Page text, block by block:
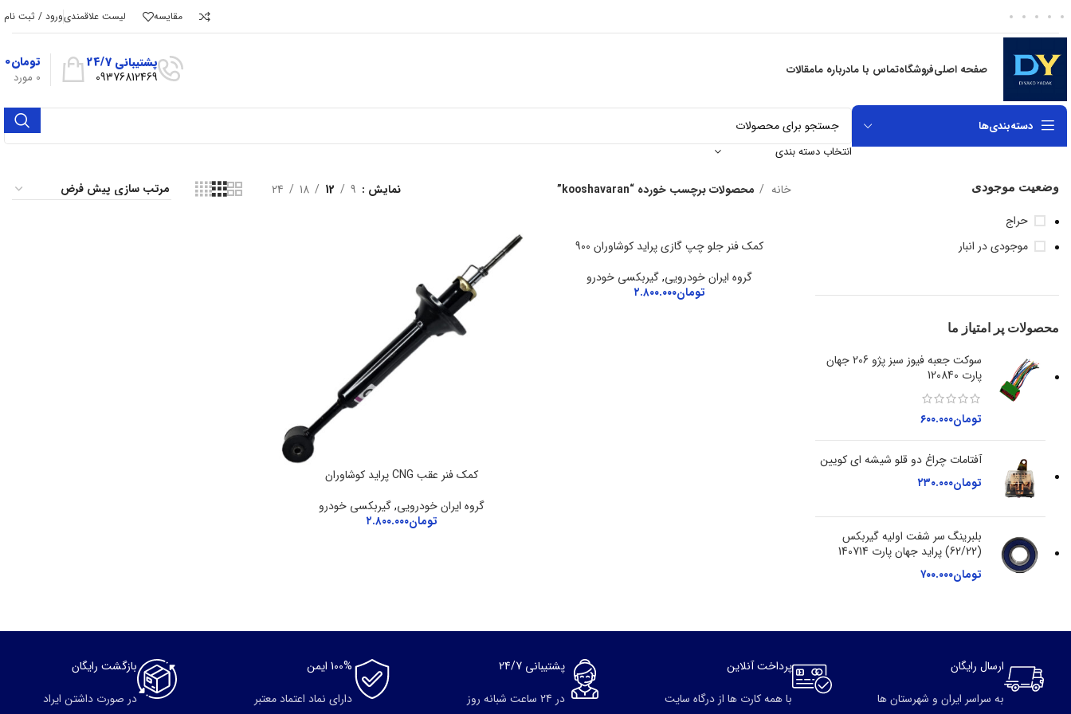
مقایسه لیست علاقمندیورود / ثبت نام
صفحه اصلیفروشگاهتماس با مادرباره مامقالات
پشتیبانی 24/7
09376812469
0 مورد
تومان۰
دسته‌بندی‌ها
انتخاب دسته بندی
وضعیت موجودی
حراج
موجودی در انبار
محصولات پر امتیاز ما
سوکت جعبه فیوز سبز پژو 206 جهان
پارت 120840
تومان۶۰۰.۰۰۰
آفتامات چراغ دو قلو شیشه ای کویین
تومان۲۳۰.۰۰۰
بلبرینگ سر شفت اولیه گیربکس
(62/22) پراید جهان پارت 140714
تومان۷۰۰.۰۰۰
خانه محصولات برچسب خورده “kooshavaran” نمایش 9
12
18
24
کمک فنر جلو چپ گازی پراید کوشاوران 900
گروه ایران خودرویی,گیربکسی خودرو
تومان۲.۸۰۰.۰۰۰
کمک فنر عقب CNG پراید کوشاوران
گروه ایران خودرویی,گیربکسی خودرو
تومان۲.۸۰۰.۰۰۰
ارسال رایگان
به سراسر ایران و شهرستان ها
پرداخت آنلاین
با همه کارت ها از درگاه سایت
پشتیبانی 24/7
در 24 ساعت شبانه روز
100% ایمن
دارای نماد اعتماد معتبر
بازگشت رایگان
در صورت داشتن ایراد